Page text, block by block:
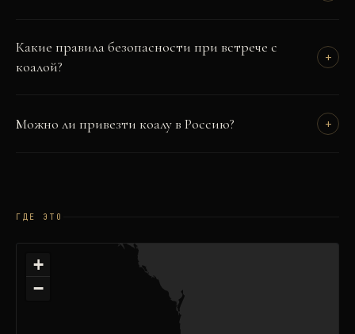
Какие правила безопасности при встрече с
коалой?
+
Можно ли привезти коалу в Россию? +
ГДЕ ЭТО
+
−